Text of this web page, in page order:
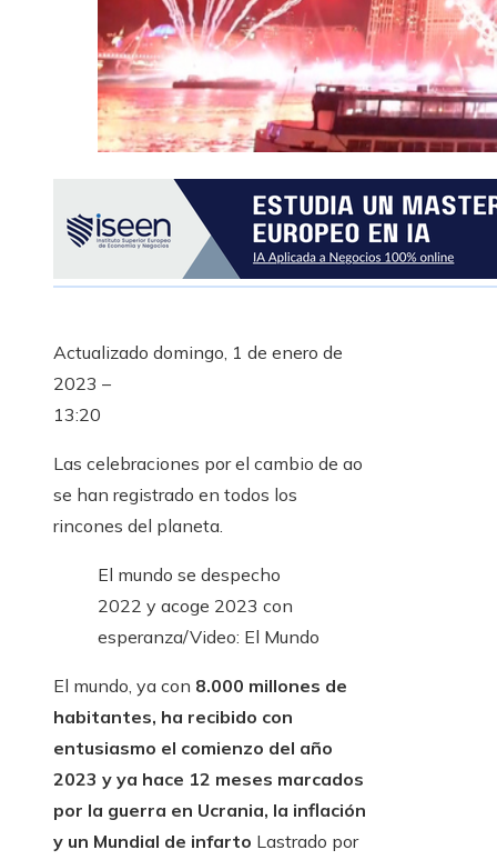
Actualizado domingo, 1 de enero de
2023 –
13:20
Las celebraciones por el cambio de ao
se han registrado en todos los
rincones del planeta.
El mundo se despecho
2022 y acoge 2023 con
esperanza/Video: El Mundo
El mundo, ya con 8.000 millones de
habitantes, ha recibido con
entusiasmo el comienzo del año
2023 y ya hace 12 meses marcados
por la guerra en Ucrania, la inflación
y un Mundial de infarto Lastrado por